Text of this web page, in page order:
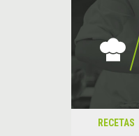
RECETAS